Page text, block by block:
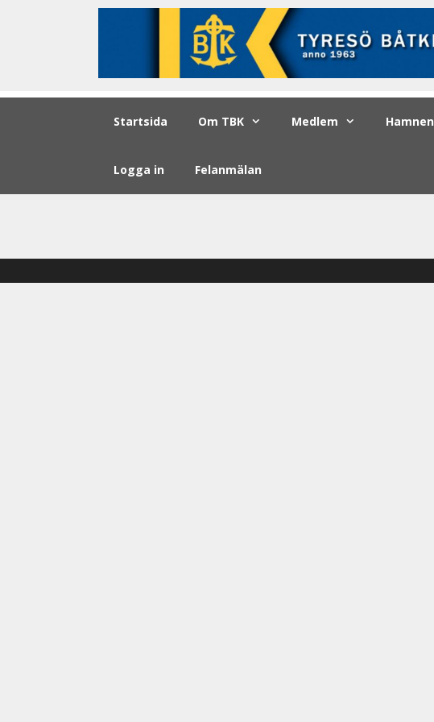
Startsida Om TBK Medlem Hamnen
Logga in Felanmälan